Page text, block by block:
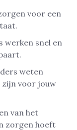
voor een
werken snel en
weten
zijn voor jouw
van het
zorgen hoeft